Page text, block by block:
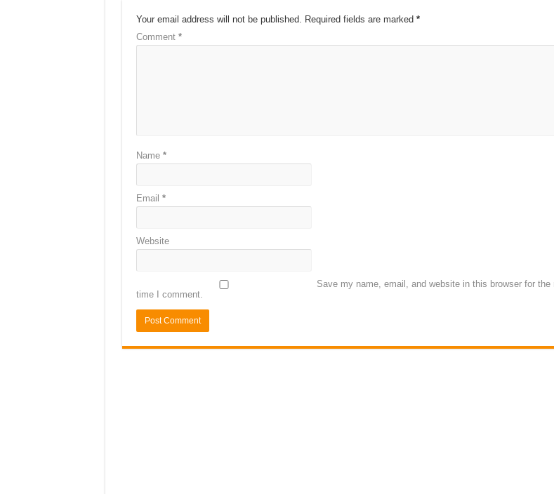
Your email address will not be published. Required fields are marked *
Comment *
Name *
Email *
Website
Save my name, email, and website in this browser for the
time I comment.